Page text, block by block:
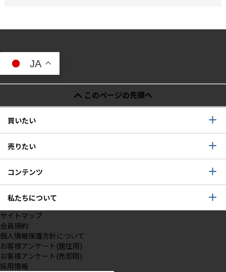
JA
このページの先頭へ
買いたい
売りたい
コンテンツ
私たちについて
サイトマップ
会員規約
個人情報保護方針について
お客様アンケート(居住用)
お客様アンケート(売却用)
採用情報